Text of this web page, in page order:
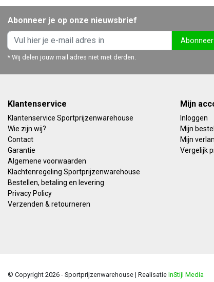
Abonneer je op onze nieuwsbrief
Abonneer
* Wij delen jouw mail adres niet met derden.
Klantenservice
Klantenservice Sportprijzenwarehouse
Wie zijn wij?
Contact
Garantie
Algemene voorwaarden
Klachtenregeling Sportprijzenwarehouse
Bestellen, betaling en levering
Privacy Policy
Verzenden & retourneren
Mijn
Inloggen
Mijn
Mijn
Vergelijk
© Copyright 2026 - Sportprijzenwarehouse | Realisatie InStijl Media